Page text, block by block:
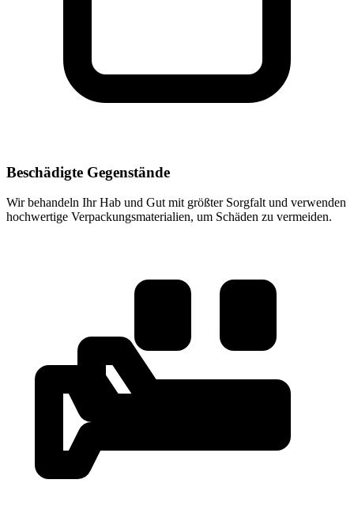
Beschädigte Gegenstände
Wir behandeln Ihr Hab und Gut mit größter Sorgfalt und verwenden
hochwertige Verpackungsmaterialien, um Schäden zu vermeiden.